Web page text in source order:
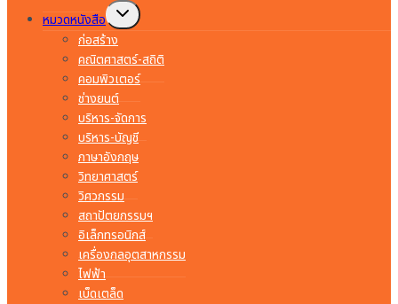
หมวดหนังสือ
Toggle
child
menu
ก่อสร้าง
คณิตศาสตร์-สถิติ
คอมพิวเตอร์
ช่างยนต์
บริหาร-จัดการ
บริหาร-บัญชี
ภาษาอังกฤษ
วิทยาศาสตร์
วิศวกรรม
สถาปัตยกรรมฯ
อิเล็กทรอนิกส์
เครื่องกลอุตสาหกรรม
ไฟฟ้า
เบ็ดเตล็ด